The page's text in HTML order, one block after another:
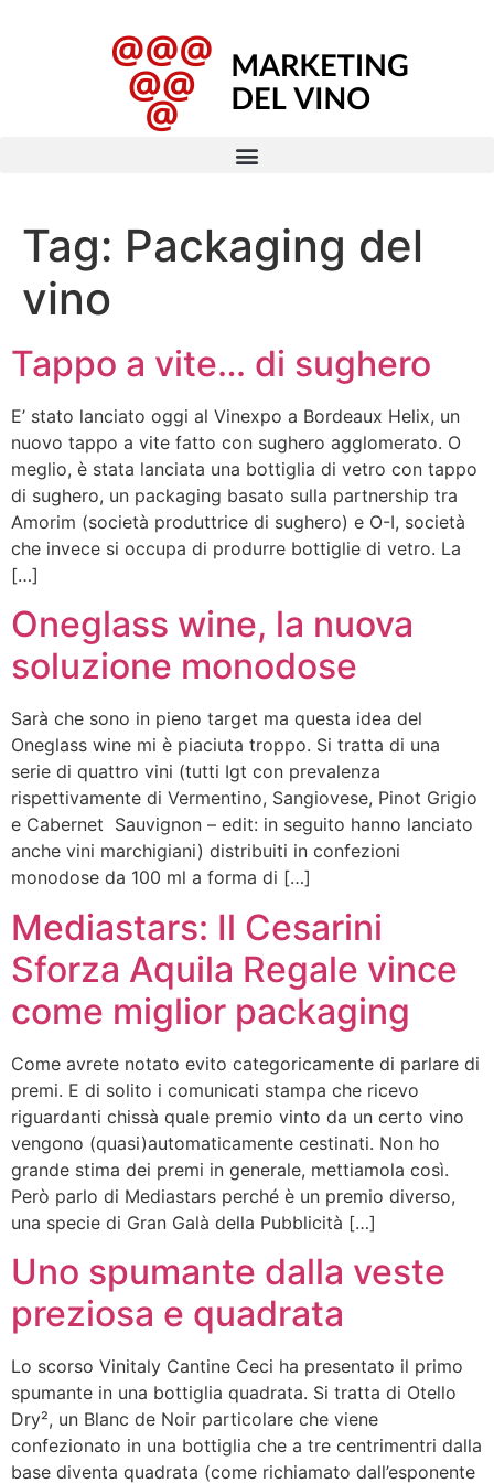
Tag: Packaging del
vino
Tappo a vite… di sughero
E’ stato lanciato oggi al Vinexpo a Bordeaux Helix, un
nuovo tappo a vite fatto con sughero agglomerato. O
meglio, è stata lanciata una bottiglia di vetro con tappo
di sughero, un packaging basato sulla partnership tra
Amorim (società produttrice di sughero) e O-I, società
che invece si occupa di produrre bottiglie di vetro. La
[…]
Oneglass wine, la nuova
soluzione monodose
Sarà che sono in pieno target ma questa idea del
Oneglass wine mi è piaciuta troppo. Si tratta di una
serie di quattro vini (tutti Igt con prevalenza
rispettivamente di Vermentino, Sangiovese, Pinot Grigio
e Cabernet Sauvignon – edit: in seguito hanno lanciato
anche vini marchigiani) distribuiti in confezioni
monodose da 100 ml a forma di […]
Mediastars: Il Cesarini
Sforza Aquila Regale vince
come miglior packaging
Come avrete notato evito categoricamente di parlare di
premi. E di solito i comunicati stampa che ricevo
riguardanti chissà quale premio vinto da un certo vino
vengono (quasi)automaticamente cestinati. Non ho
grande stima dei premi in generale, mettiamola così.
Però parlo di Mediastars perché è un premio diverso,
una specie di Gran Galà della Pubblicità […]
Uno spumante dalla veste
preziosa e quadrata
Lo scorso Vinitaly Cantine Ceci ha presentato il primo
spumante in una bottiglia quadrata. Si tratta di Otello
Dry², un Blanc de Noir particolare che viene
confezionato in una bottiglia che a tre centrimentri dalla
base diventa quadrata (come richiamato dall’esponente